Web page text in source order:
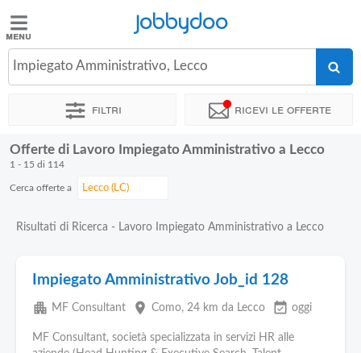
Jobbydoo
Offerte
Stipendi
professioni
Blog
Jobbydoo
Impiegato Amministrativo, Lecco
Filtri Ricevi le offerte
Offerte di Lavoro Impiegato Amministrativo a Lecco
1 - 15 di 114
Cerca offerte a
Risultati di Ricerca - Lavoro Impiegato Amministrativo a Lecco
Impiegato Amministrativo Job_id 128
apartment MF Consultant place Como, 24 km da Lecco event_available oggi
MF Consultant, società specializzata in servizi HR alle